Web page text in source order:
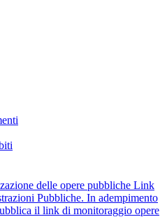
delle opere pubbliche Link
Pubbliche. In adempimento
il link di monitoraggio opere